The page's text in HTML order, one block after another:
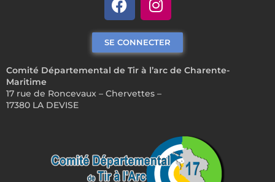
Comité Départemental de Tir à l’arc de Charente-
Maritime
17 rue de Roncevaux – Chervettes –
17380 LA DEVISE
SE CONNECTER